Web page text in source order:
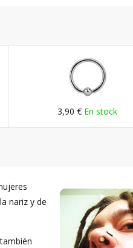
3,90 € En stock
nariz y de